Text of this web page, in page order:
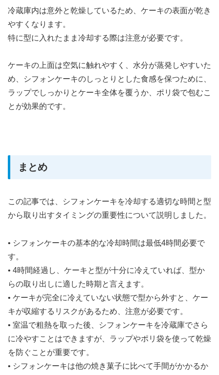
冷蔵庫内は意外と乾燥しているため、ケーキの表面が乾き
やすくなります。
特に型に入れたまま冷却する際は注意が必要です。
ケーキの上面は空気に触れやすく、水分が蒸発しやすいた
め、シフォンケーキのしっとりとした食感を保つために、
ラップでしっかりとケーキ全体を覆うか、ポリ袋で包むこ
とが効果的です。
まとめ
この記事では、シフォンケーキを冷却する適切な時間と型
から取り出すタイミングの重要性について説明しました。
• シフォンケーキの基本的な冷却時間は最低4時間必要で
す。
• 4時間経過し、ケーキと型が十分に冷えていれば、型か
らの取り出しに適した時期と言えます。
• ケーキが完全に冷えていない状態で型から外すと、ケー
キが収縮するリスクがあるため、注意が必要です。
• 室温で粗熱を取った後、シフォンケーキを冷蔵庫でさら
に冷やすことはできますが、ラップやポリ袋を使って乾燥
を防ぐことが重要です。
• シフォンケーキは他の焼き菓子に比べて手間がかかるか